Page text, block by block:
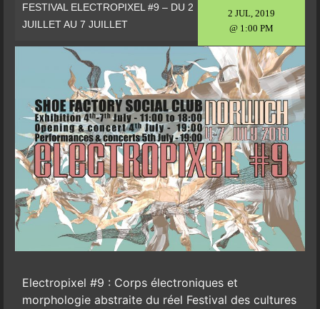
2 JUL, 2019
@ 1:00 PM
FESTIVAL ELECTROPIXEL #9 – DU 2
JUILLET AU 7 JUILLET
Electropixel #9 : Corps électroniques et
morphologie abstraite du réel Festival des cultures